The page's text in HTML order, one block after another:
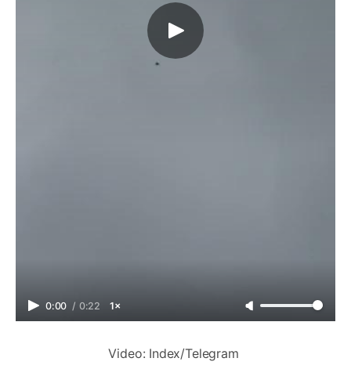
0:00 / 0:22 1×
Video: Index/Telegram